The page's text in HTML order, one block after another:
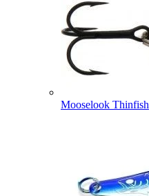
Mooselook Thinfish